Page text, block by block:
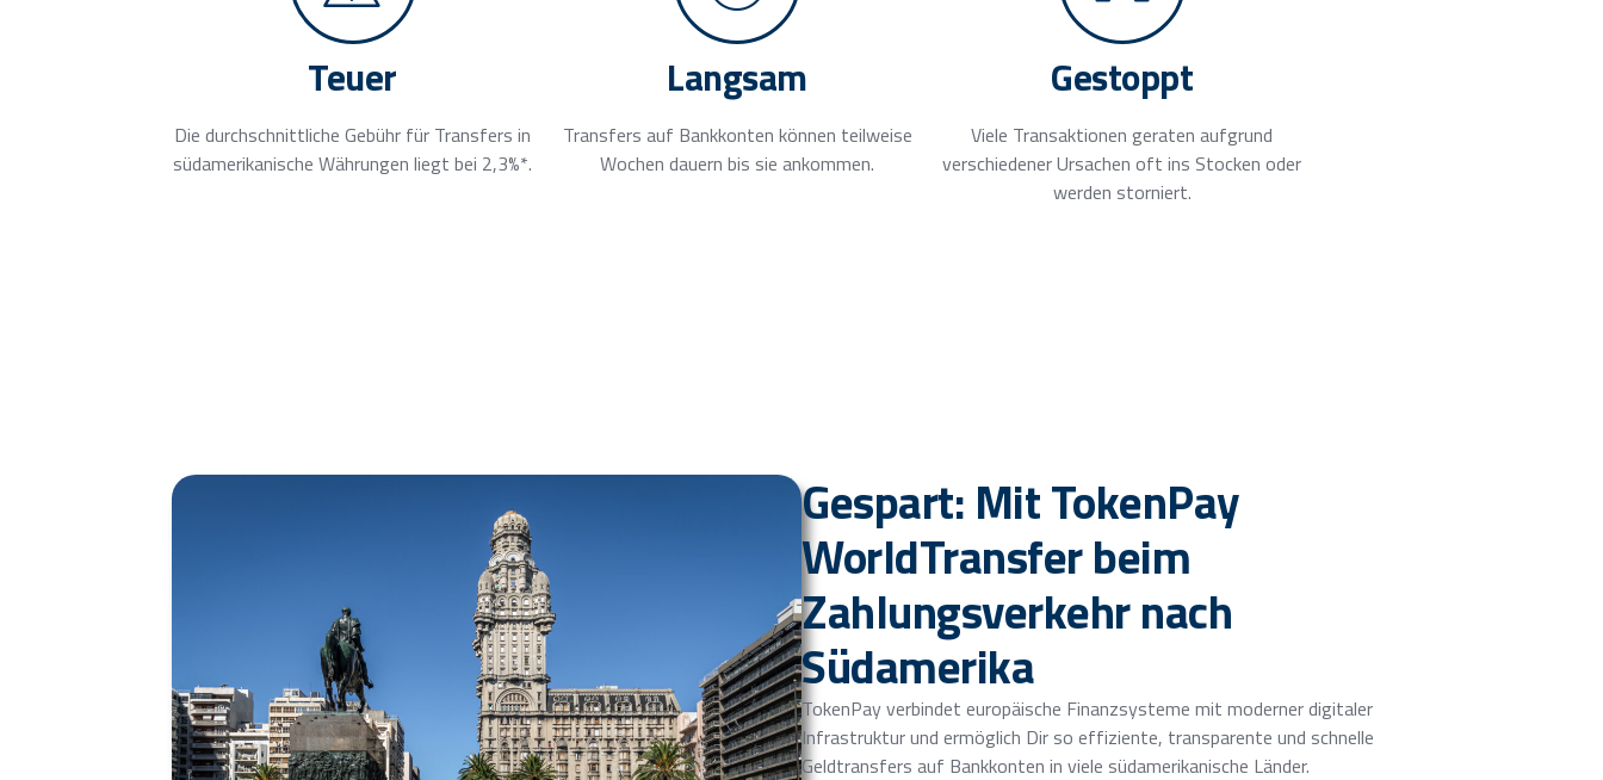
Teuer
Die durchschnittliche Gebühr für Transfers in
südamerikanische Währungen liegt bei 2,3%*.
Langsam
Transfers auf Bankkonten können teilweise
Wochen dauern bis sie ankommen.
Gestoppt
Viele Transaktionen geraten aufgrund
verschiedener Ursachen oft ins Stocken oder
werden storniert.
Gespart: Mit TokenPay
WorldTransfer beim
Zahlungsverkehr nach
Südamerika
TokenPay verbindet europäische Finanzsysteme mit moderner digitaler
Infrastruktur und ermöglich Dir so effiziente, transparente und schnelle
Geldtransfers auf Bankkonten in viele südamerikanische Länder.